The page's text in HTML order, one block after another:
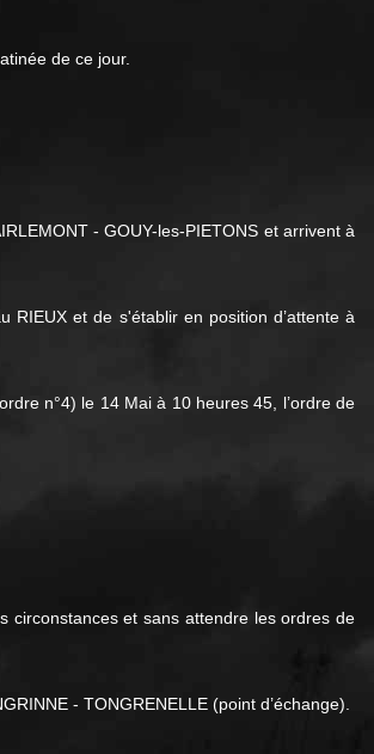
de ce jour.
- GOUY-les-PIETONS et arrivent à
RIEUX et de s'établir en position d’attente à
n°4) le 14 Mai à 10 heures 45, l’ordre de
circonstances et sans attendre les ordres de
- TONGRENELLE (point d’échange).